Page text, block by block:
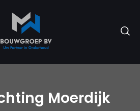
Moerdijk